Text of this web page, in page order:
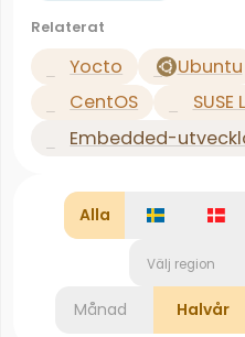
Relaterat
Yocto Ubuntu
CentOS
SUSE
Embedded-
Alla
Välj region
Månad Halvår